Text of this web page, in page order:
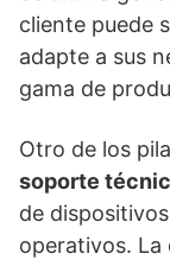
cliente puede
adapte a sus
gama de
Otro de los
soporte
de
operativos. La